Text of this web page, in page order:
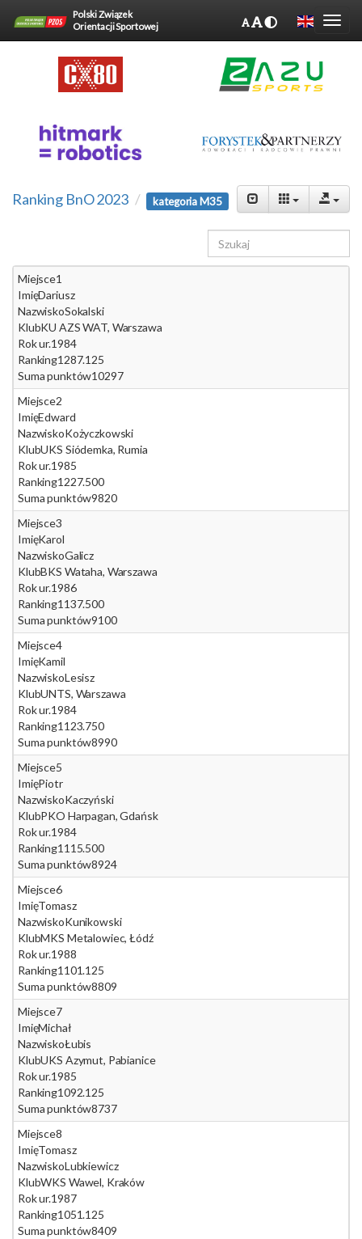
Polski Związek
Orientacji Sportowej
Ranking BnO 2023 kategoria M35
Miejsce1
ImięDariusz
NazwiskoSokalski
KlubKU AZS WAT, Warszawa
Rok ur.1984
Ranking1287.125
Suma punktów10297
Miejsce2
ImięEdward
NazwiskoKożyczkowski
KlubUKS Siódemka, Rumia
Rok ur.1985
Ranking1227.500
Suma punktów9820
Miejsce3
ImięKarol
NazwiskoGalicz
KlubBKS Wataha, Warszawa
Rok ur.1986
Ranking1137.500
Suma punktów9100
Miejsce4
ImięKamil
NazwiskoLesisz
KlubUNTS, Warszawa
Rok ur.1984
Ranking1123.750
Suma punktów8990
Miejsce5
ImięPiotr
NazwiskoKaczyński
KlubPKO Harpagan, Gdańsk
Rok ur.1984
Ranking1115.500
Suma punktów8924
Miejsce6
ImięTomasz
NazwiskoKunikowski
KlubMKS Metalowiec, Łódź
Rok ur.1988
Ranking1101.125
Suma punktów8809
Miejsce7
ImięMichał
NazwiskoŁubis
KlubUKS Azymut, Pabianice
Rok ur.1985
Ranking1092.125
Suma punktów8737
Miejsce8
ImięTomasz
NazwiskoLubkiewicz
KlubWKS Wawel, Kraków
Rok ur.1987
Ranking1051.125
Suma punktów8409